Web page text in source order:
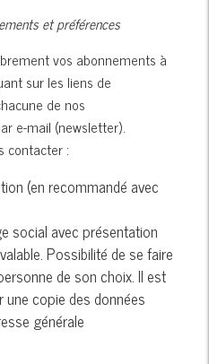
et préférences
vos abonnements à
sur les liens de
de nos
e-mail (newsletter).
contacter :
(en recommandé avec
social avec présentation
Possibilité de se faire
de son choix. Il est
copie des données
générale